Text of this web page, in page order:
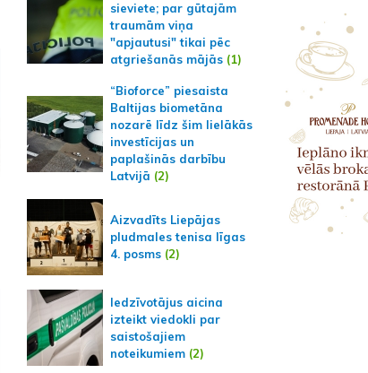
sieviete; par gūtajām
traumām viņa
"apjautusi" tikai pēc
atgriešanās mājās (1)
“Bioforce” piesaista
Baltijas biometāna
nozarē līdz šim lielākās
investīcijas un
paplašinās darbību
Latvijā (2)
Aizvadīts Liepājas
pludmales tenisa līgas
4. posms (2)
Iedzīvotājus aicina
izteikt viedokli par
saistošajiem
noteikumiem (2)